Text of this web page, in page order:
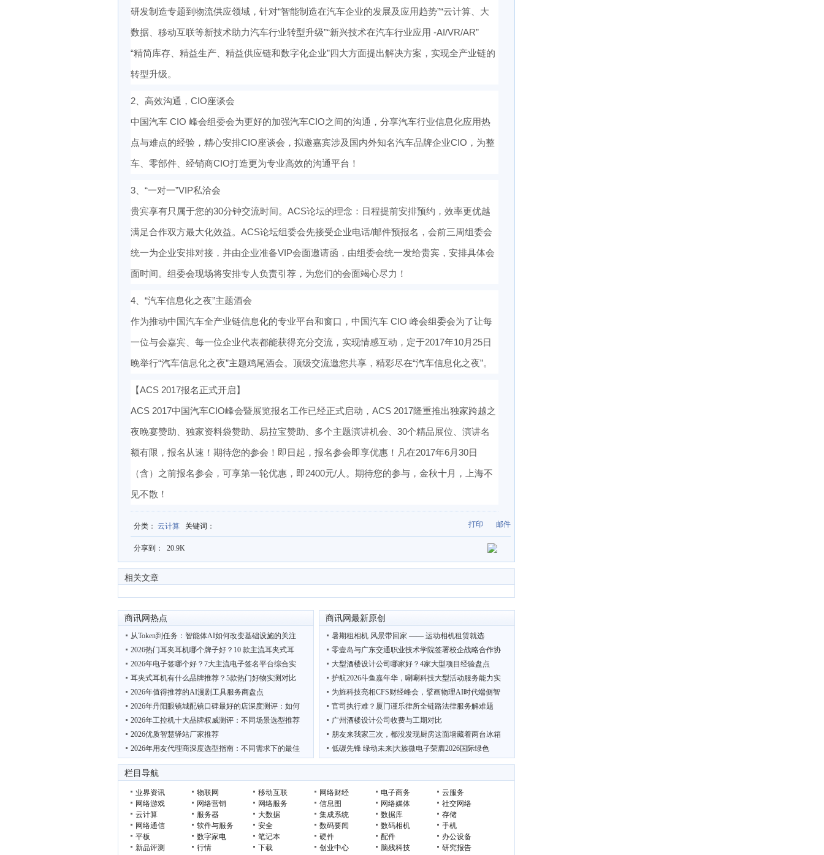
研发制造专题到物流供应领域，针对“智能制造在汽车企业的发展及应用趋势”“云计算、大
数据、移动互联等新技术助力汽车行业转型升级”“新兴技术在汽车行业应用 -AI/VR/AR”
“精简库存、精益生产、精益供应链和数字化企业”四大方面提出解决方案，实现全产业链的
转型升级。
2、高效沟通，CIO座谈会
中国汽车 CIO 峰会组委会为更好的加强汽车CIO之间的沟通，分享汽车行业信息化应用热
点与难点的经验，精心安排CIO座谈会，拟邀嘉宾涉及国内外知名汽车品牌企业CIO，为整
车、零部件、经销商CIO打造更为专业高效的沟通平台！
3、“一对一”VIP私洽会
贵宾享有只属于您的30分钟交流时间。ACS论坛的理念：日程提前安排预约，效率更优越
满足合作双方最大化效益。ACS论坛组委会先接受企业电话/邮件预报名，会前三周组委会
统一为企业安排对接，并由企业准备VIP会面邀请函，由组委会统一发给贵宾，安排具体会
面时间。组委会现场将安排专人负责引荐，为您们的会面竭心尽力！
4、“汽车信息化之夜”主题酒会
作为推动中国汽车全产业链信息化的专业平台和窗口，中国汽车 CIO 峰会组委会为了让每
一位与会嘉宾、每一位企业代表都能获得充分交流，实现情感互动，定于2017年10月25日
晚举行“汽车信息化之夜”主题鸡尾酒会。顶级交流邀您共享，精彩尽在“汽车信息化之夜”。
【ACS 2017报名正式开启】
ACS 2017中国汽车CIO峰会暨展览报名工作已经正式启动，ACS 2017隆重推出独家跨越之
夜晚宴赞助、独家资料袋赞助、易拉宝赞助、多个主题演讲机会、30个精品展位、演讲名
额有限，报名从速！期待您的参会！即日起，报名参会即享优惠！凡在2017年6月30日
（含）之前报名参会，可享第一轮优惠，即2400元/人。期待您的参与，金秋十月，上海不
见不散！
分类 ： 云计算 关键词 ： 打印 邮件
分享到： 20.9K
相关文章
商讯网热点
从Token到任务：智能体AI如何改变基础设施的关注
2026热门耳夹耳机哪个牌子好？10 款主流耳夹式耳
2026年电子签哪个好？7大主流电子签名平台综合实
耳夹式耳机有什么品牌推荐？5款热门好物实测对比
2026年值得推荐的AI漫剧工具服务商盘点
2026年丹阳眼镜城配镜口碑最好的店深度测评：如何
2026年工控机十大品牌权威测评：不同场景选型推荐
2026优质智慧驿站厂家推荐
2026年用友代理商深度选型指南：不同需求下的最佳
英特尔继续推进摩尔定律，为在2030年打造出万亿晶
商讯网最新原创
暑期租相机 风景带回家 —— 运动相机租赁就选
零壹岛与广东交通职业技术学院签署校企战略合作协
大型酒楼设计公司哪家好？4家大型项目经验盘点
护航2026斗鱼嘉年华，唰唰科技大型活动服务能力实
为旌科技亮相CFS财经峰会，擘画物理AI时代端侧智
官司执行难？厦门谨乐律所全链路法律服务解难题
广州酒楼设计公司收费与工期对比
朋友来我家三次，都没发现厨房这面墙藏着两台冰箱
低碳先锋 绿动未来|大族微电子荣膺2026国际绿色
栏目导航
业界资讯 物联网 移动互联 网络财经 电子商务
云服务
网络游戏
网络营销 网络服务 信息图 网络媒体
社交网络
云计算
服务器 大数据 集成系统 数据库
存储
网络通信
软件与服务 安全 数码要闻 数码相机
手机
平板
数字家电 笔记本 硬件 配件
办公设备
新品评测
行情 下载 创业中心 脑残科技 研究报告